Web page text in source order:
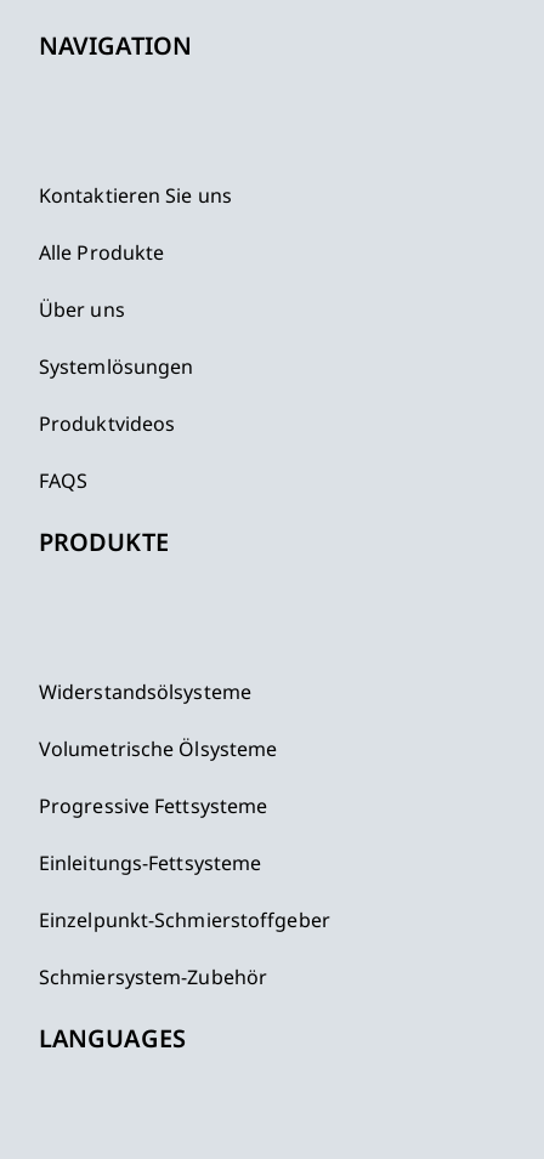
NAVIGATION
Kontaktieren Sie uns
Alle Produkte
Über uns
Systemlösungen
Produktvideos
FAQS
PRODUKTE
Widerstandsölsysteme
Volumetrische Ölsysteme
Progressive Fettsysteme
Einleitungs-Fettsysteme
Einzelpunkt-Schmierstoffgeber
Schmiersystem-Zubehör
LANGUAGES